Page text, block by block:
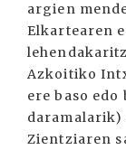
argien
Elkartearen
Azkoitiko
ere baso
daramalarik)
Zientziaren